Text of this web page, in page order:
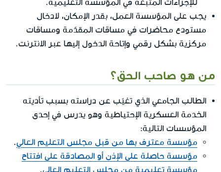
للإجراءات المتبعة في المؤسسة التعليمية.
يجب على المؤسسة العمل، بقدر الإمكان، لادخال
مستودع محاضرات في مساقات المقدّمة ومساقات
مركزية بشكل رقمي وإتاحة الدخول إليها عبر الانترنت.
من هو صاحب الحق؟
الطالب الجامعي الذي تغيّب عن دراسته بسبب تأديته
الخدمة العسكرية الإحتياطية وهو يدرس في إحدى
المؤسسات التالية:
مؤسسة معترف بها من قبل مجلس التعليم العالي.
مؤسسة حاصلة على الإذن أو المصادقة على افتتاح
مؤسسة تعليمية من مجلس التعليم العالي.